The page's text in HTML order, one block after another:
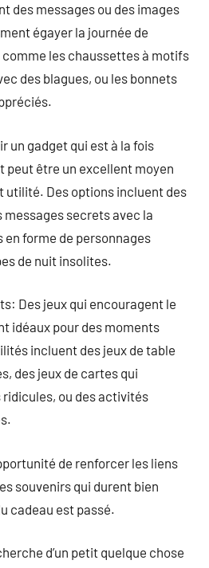
des messages ou des images
égayer la journée de
comme les chaussettes à motifs
des blagues, ou les bonnets
un gadget qui est à la fois
peut être un excellent moyen
utilité. Des options incluent des
secrets avec la
forme de personnages
de nuit insolites.
Des jeux qui encouragent le
idéaux pour des moments
incluent des jeux de table
des jeux de cartes qui
ou des activités
de renforcer les liens
souvenirs qui durent bien
cadeau est passé.
d’un petit quelque chose